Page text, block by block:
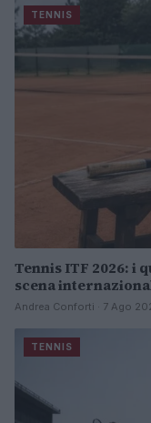
TENNIS
Tennis ITF 2026: i
scena
Andrea Conforti · 7 Ago
TENNIS